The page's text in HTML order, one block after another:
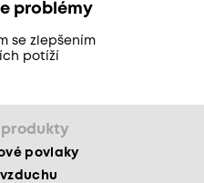
problémy
se zlepšením
potíží
produkty
povlaky